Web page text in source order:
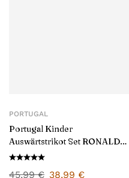
PORTUGAL
Portugal Kinder
Auswärtstrikot Set RONALDO
7 2026/27
45,99€ 38,99 €